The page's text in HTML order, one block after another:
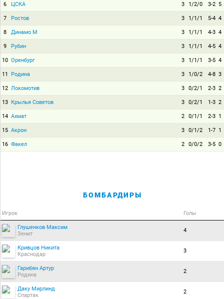
6 ЦСКА 3 1/2/0 3-2 5
7 Ростов 3 1/1/1 5-4 4
8 Динамо М 3 1/1/1 4-3 4
9 Рубин 3 1/1/1 4-5 4
10 Оренбург 3 1/1/1 3-5 4
11 Родина 3 1/0/2 4-8 3
12 Локомотив 3 0/2/1 2-3 2
13 Крылья Советов 3 0/2/1 1-3 2
14 Ахмат 2 0/1/1 2-3 1
15 Акрон 3 0/1/2 1-7 1
16 Факел 2 0/0/2 3-5 0
БОМБАРДИРЫ
Игрок Голы
Глушенков Максим
Зенит
4
Кривцов Никита
Краснодар
3
Гарибян Артур
Родина
2
Даку Мирлинд
Спартак
2